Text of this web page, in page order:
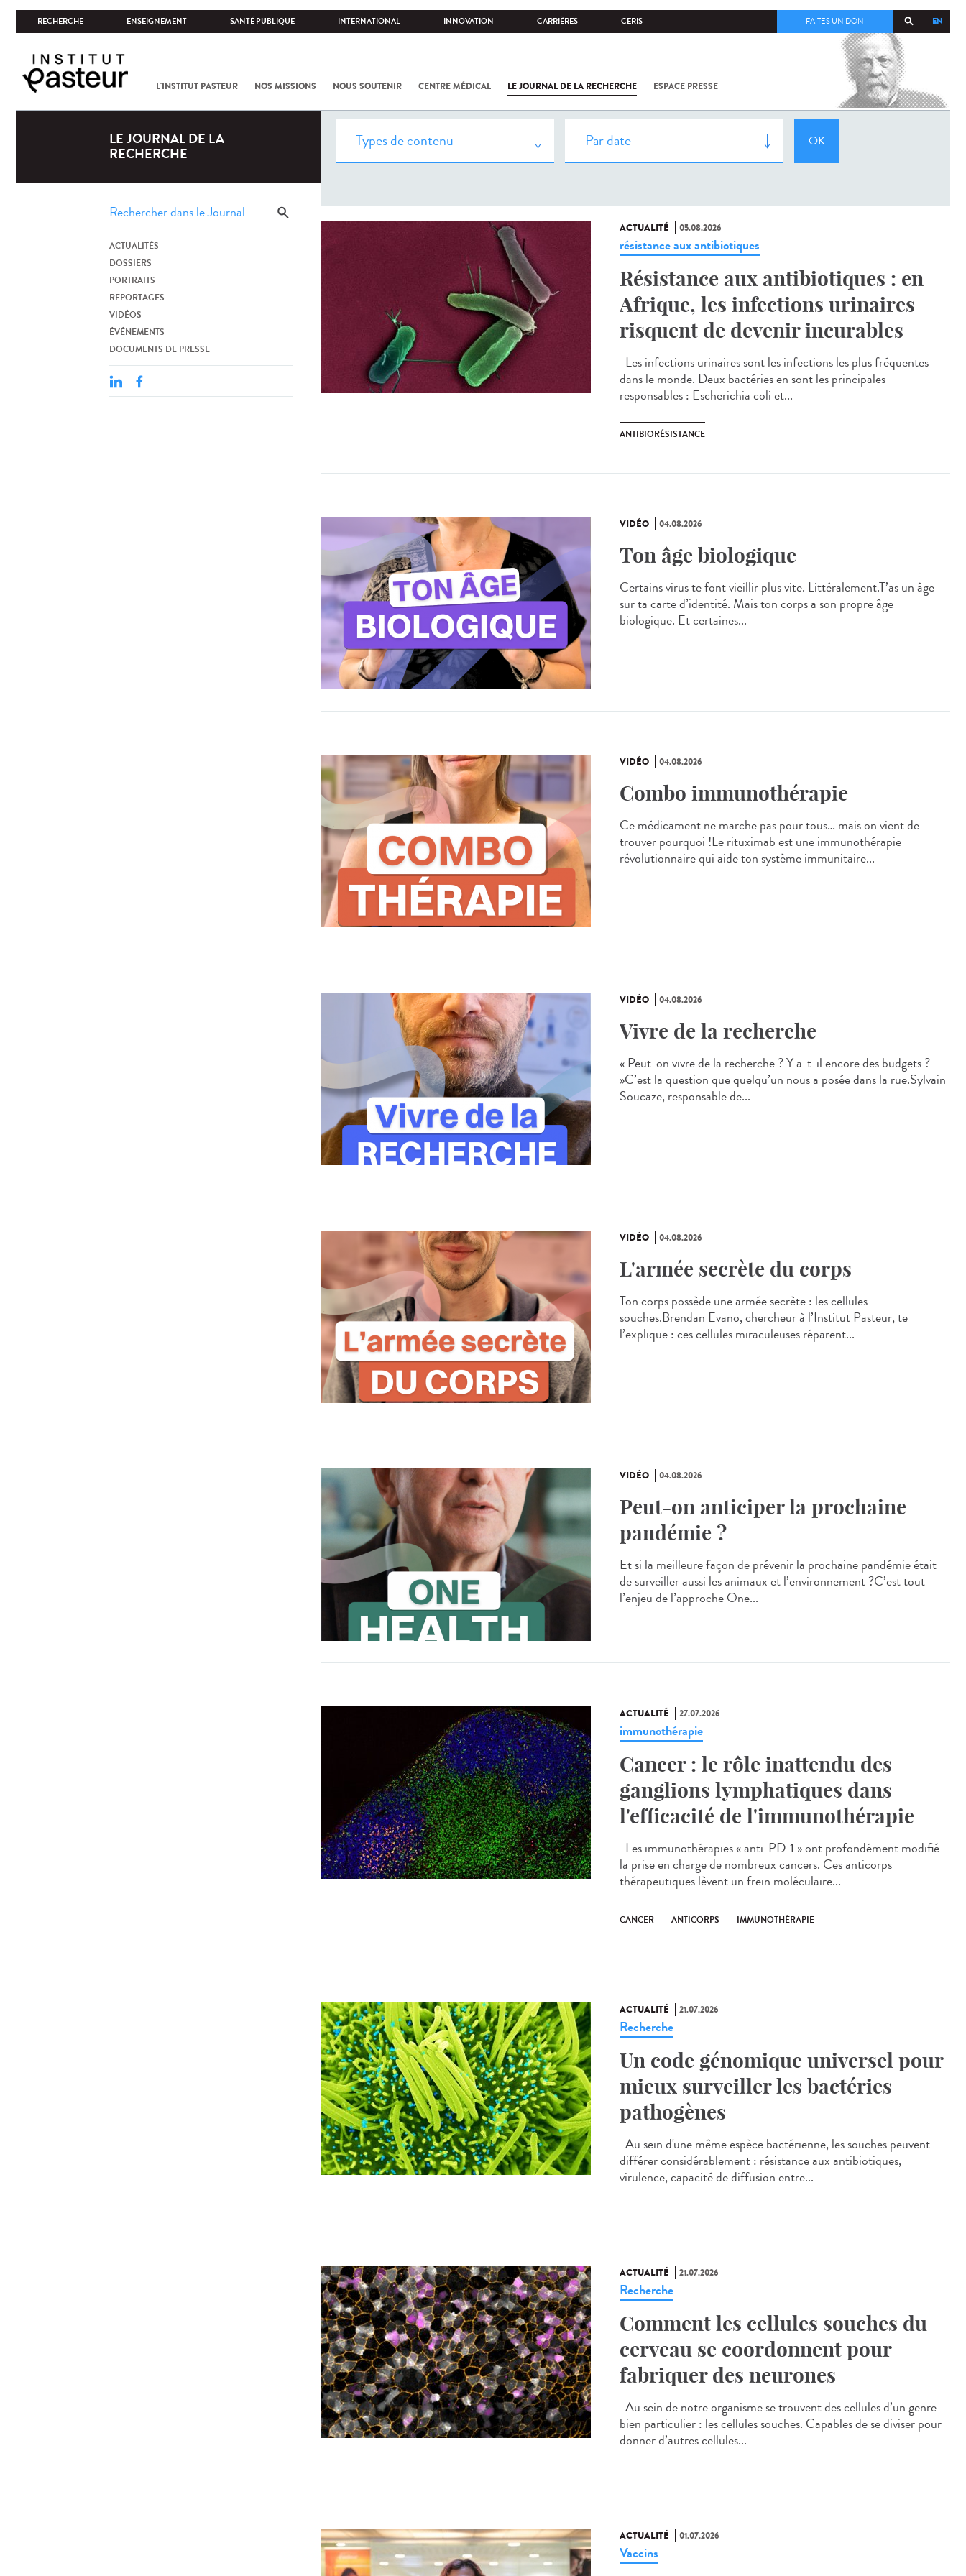
RECHERCHE ENSEIGNEMENT SANTÉ PUBLIQUE INTERNATIONAL INNOVATION CARRIÈRES CERIS EN
FAITES UN DON
L'INSTITUT PASTEUR NOS MISSIONS NOUS SOUTENIR CENTRE MÉDICAL LE JOURNAL DE LA RECHERCHE ESPACE PRESSE
COV-2 /
L'INSTITUT
PASTEUR
LE JOURNAL DE LA
RECHERCHE
ACTUALITÉS
DOSSIERS
PORTRAITS
REPORTAGES
VIDÉOS
ÉVÉNEMENTS
DOCUMENTS DE PRESSE
ACTUALITÉ 05.08.2026
résistance aux antibiotiques
Résistance aux antibiotiques : en
Afrique, les infections urinaires
risquent de devenir incurables
Les infections urinaires sont les infections les plus fréquentes
dans le monde. Deux bactéries en sont les principales
responsables : Escherichia coli et...
ANTIBIORÉSISTANCE
VIDÉO 04.08.2026
Ton âge biologique
Certains virus te font vieillir plus vite. Littéralement.T’as un âge
sur ta carte d’identité. Mais ton corps a son propre âge
biologique. Et certaines...
VIDÉO 04.08.2026
Combo immunothérapie
Ce médicament ne marche pas pour tous… mais on vient de
trouver pourquoi !Le rituximab est une immunothérapie
révolutionnaire qui aide ton système immunitaire...
VIDÉO 04.08.2026
Vivre de la recherche
« Peut-on vivre de la recherche ? Y a-t-il encore des budgets ?
»C’est la question que quelqu’un nous a posée dans la rue.Sylvain
Soucaze, responsable de...
VIDÉO 04.08.2026
L'armée secrète du corps
Ton corps possède une armée secrète : les cellules
souches.Brendan Evano, chercheur à l’Institut Pasteur, te
l’explique : ces cellules miraculeuses réparent...
VIDÉO 04.08.2026
Peut-on anticiper la prochaine
pandémie ?
Et si la meilleure façon de prévenir la prochaine pandémie était
de surveiller aussi les animaux et l’environnement ?C’est tout
l’enjeu de l’approche One...
ACTUALITÉ 27.07.2026
immunothérapie
Cancer : le rôle inattendu des
ganglions lymphatiques dans
l'efficacité de l'immunothérapie
Les immunothérapies « anti-PD-1 » ont profondément modifié
la prise en charge de nombreux cancers. Ces anticorps
thérapeutiques lèvent un frein moléculaire...
CANCER ANTICORPS IMMUNOTHÉRAPIE
ACTUALITÉ 21.07.2026
Recherche
Un code génomique universel pour
mieux surveiller les bactéries
pathogènes
Au sein d'une même espèce bactérienne, les souches peuvent
différer considérablement : résistance aux antibiotiques,
virulence, capacité de diffusion entre...
ACTUALITÉ 21.07.2026
Recherche
Comment les cellules souches du
cerveau se coordonnent pour
fabriquer des neurones
Au sein de notre organisme se trouvent des cellules d’un genre
bien particulier : les cellules souches. Capables de se diviser pour
donner d’autres cellules...
ACTUALITÉ 01.07.2026
Vaccins